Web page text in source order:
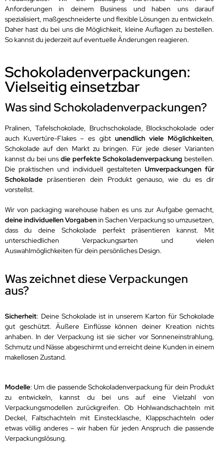
Anforderungen in deinem Business und haben uns darauf
spezialisiert, maßgeschneiderte und flexible Lösungen zu entwickeln.
Daher hast du bei uns die Möglichkeit, kleine Auflagen zu bestellen.
So kannst du jederzeit auf eventuelle Änderungen reagieren.
Schokoladenverpackungen:
Vielseitig einsetzbar
Was sind Schokoladenverpackungen?
Pralinen, Tafelschokolade, Bruchschokolade, Blockschokolade oder
auch Kuvertüre-Flakes – es gibt unendlich viele Möglichkeiten,
Schokolade auf den Markt zu bringen. Für jede dieser Varianten
kannst du bei unsdie perfekte Schokoladenverpackungbestellen.
Die praktischen und individuell gestaltetenUmverpackungen für
Schokoladepräsentieren dein Produkt genauso, wie du es dir
vorstellst.
Wir von packaging warehouse haben es uns zur Aufgabe gemacht,
deine individuellen Vorgabenin Sachen Verpackung so umzusetzen,
dass du deine Schokolade perfekt präsentieren kannst. Mit
unterschiedlichen Verpackungsarten und vielen
Auswahlmöglichkeiten für dein persönliches Design.
Was zeichnet diese Verpackungen
aus?
Sicherheit: Deine Schokolade ist in unserem Karton für Schokolade
gut geschützt. Äußere Einflüsse können deiner Kreation nichts
anhaben. In der Verpackung ist sie sicher vor Sonneneinstrahlung,
Schmutz und Nässe abgeschirmt und erreicht deine Kunden in einem
makellosen Zustand.
Modelle: Um die passende Schokoladenverpackung für dein Produkt
zu entwickeln, kannst du bei uns auf eine Vielzahl von
Verpackungsmodellen zurückgreifen. Ob Hohlwandschachteln mit
Deckel, Faltschachteln mit Einstecklasche, Klappschachteln oder
etwas völlig anderes – wir haben für jeden Anspruch die passende
Verpackungslösung.